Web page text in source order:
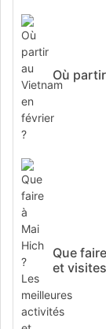
Où
Que
et